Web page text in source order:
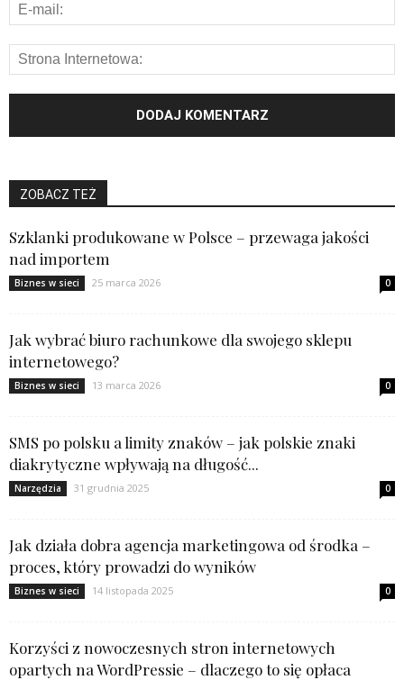
ZOBACZ TEŻ
Szklanki produkowane w Polsce – przewaga jakości
nad importem
Biznes w sieci 25 marca 2026 0
Jak wybrać biuro rachunkowe dla swojego sklepu
internetowego?
Biznes w sieci 13 marca 2026 0
SMS po polsku a limity znaków – jak polskie znaki
diakrytyczne wpływają na długość...
Narzędzia 31 grudnia 2025 0
Jak działa dobra agencja marketingowa od środka –
proces, który prowadzi do wyników
Biznes w sieci 14 listopada 2025 0
Korzyści z nowoczesnych stron internetowych
opartych na WordPressie – dlaczego to się opłaca